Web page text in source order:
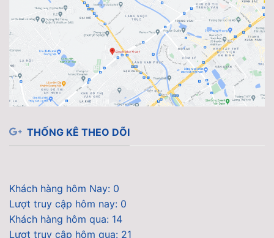
THỐNG KÊ THEO DÕI
Khách hàng hôm Nay: 0
Lượt truy cập hôm nay: 0
Khách hàng hôm qua: 14
Lượt truy cập hôm qua: 21